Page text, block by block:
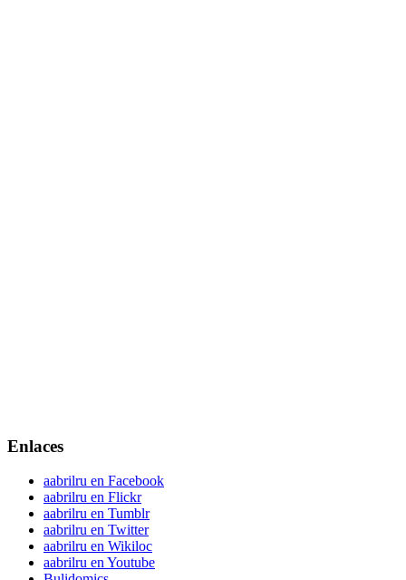
Enlaces
aabrilru en Facebook
aabrilru en Flickr
aabrilru en Tumblr
aabrilru en Twitter
aabrilru en Wikiloc
aabrilru en Youtube